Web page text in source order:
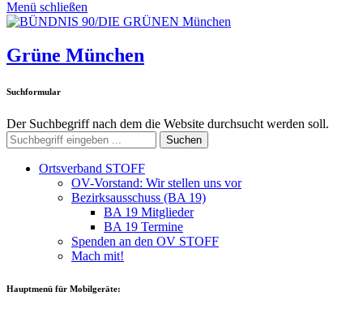
Menü schließen
Grüne München
Suchformular
Der Suchbegriff nach dem die Website durchsucht werden soll.
Suchen
Ortsverband STOFF
OV-Vorstand: Wir stellen uns vor
Bezirksausschuss (BA 19)
BA 19 Mitglieder
BA 19 Termine
Spenden an den OV STOFF
Mach mit!
Hauptmenü für Mobilgeräte: